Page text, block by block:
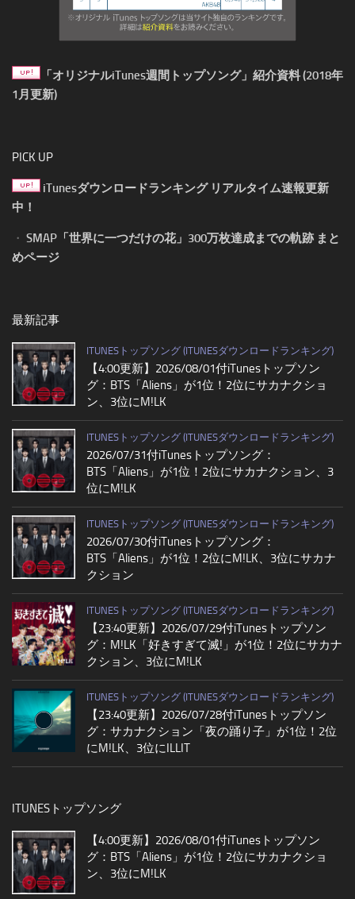
「オリジナルiTunes週間トップソング」紹介資料 (2018年
1月更新)
PICK UP
iTunesダウンロードランキング リアルタイム速報更新
中！
・ SMAP「世界に一つだけの花」300万枚達成までの軌跡 まと
めページ
最新記事
ITUNESトップソング (ITUNESダウンロードランキング)
【4:00更新】2026/08/01付iTunesトップソン
グ：BTS「Aliens」が1位！2位にサカナクショ
ン、3位にM!LK
ITUNESトップソング (ITUNESダウンロードランキング)
2026/07/31付iTunesトップソング：
BTS「Aliens」が1位！2位にサカナクション、3
位にM!LK
ITUNESトップソング (ITUNESダウンロードランキング)
2026/07/30付iTunesトップソング：
BTS「Aliens」が1位！2位にM!LK、3位にサカナ
クション
ITUNESトップソング (ITUNESダウンロードランキング)
【23:40更新】2026/07/29付iTunesトップソン
グ：M!LK「好きすぎて滅!」が1位！2位にサカナ
クション、3位にM!LK
ITUNESトップソング (ITUNESダウンロードランキング)
【23:40更新】2026/07/28付iTunesトップソン
グ：サカナクション「夜の踊り子」が1位！2位
にM!LK、3位にILLIT
ITUNESトップソング
【4:00更新】2026/08/01付iTunesトップソン
グ：BTS「Aliens」が1位！2位にサカナクショ
ン、3位にM!LK